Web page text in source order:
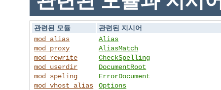
관련된 모듈
관련된 지시어
mod_alias
mod_proxy
mod_rewrite
mod_userdir
mod_speling
mod_vhost_alias
Alias
AliasMatch
CheckSpelling
DocumentRoot
ErrorDocument
Options